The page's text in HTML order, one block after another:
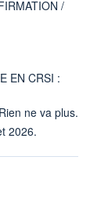
/
EN CRSI :
ne va plus.
2026.